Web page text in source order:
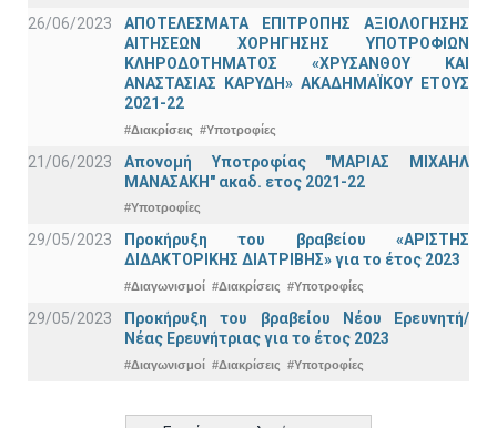
26/06/2023
ΑΠΟΤΕΛΕΣΜΑΤΑ ΕΠΙΤΡΟΠΗΣ ΑΞΙΟΛΟΓΗΣΗΣ
ΑΙΤΗΣΕΩΝ ΧΟΡΗΓΗΣΗΣ ΥΠΟΤΡΟΦΙΩΝ
ΚΛΗΡΟΔΟΤΗΜΑΤΟΣ «ΧΡΥΣΑΝΘΟΥ ΚΑΙ
ΑΝΑΣΤΑΣΙΑΣ ΚΑΡΥΔΗ» ΑΚΑΔΗΜΑΪΚΟΥ ΕΤΟΥΣ
2021-22
#Διακρίσεις #Υποτροφίες
21/06/2023
Απονομή Υποτροφίας "ΜΑΡΙΑΣ ΜΙΧΑΗΛ
ΜΑΝΑΣΑΚΗ" ακαδ. ετος 2021-22
#Υποτροφίες
29/05/2023
Προκήρυξη του βραβείου «ΑΡΙΣΤΗΣ
ΔΙΔΑΚΤΟΡΙΚΗΣ ΔΙΑΤΡΙΒΗΣ» για το έτος 2023
#Διαγωνισμοί #Διακρίσεις #Υποτροφίες
29/05/2023
Προκήρυξη του βραβείου Νέου Ερευνητή/
Νέας Ερευνήτριας για το έτος 2023
#Διαγωνισμοί #Διακρίσεις #Υποτροφίες